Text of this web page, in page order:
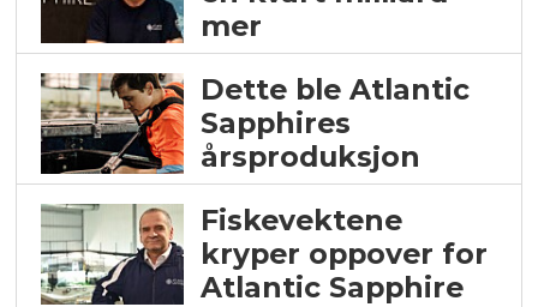
mer
Dette ble Atlantic
Sapphires
årsproduksjon
Fiskevektene
kryper oppover for
Atlantic Sapphire